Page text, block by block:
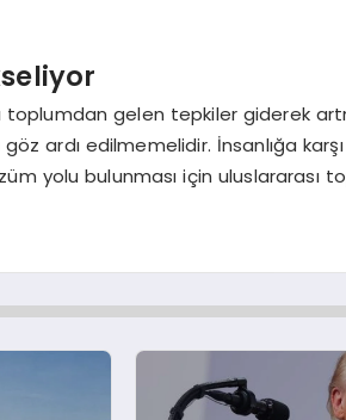
toplumdan gelen tepkiler giderek
ardı edilmemelidir. İnsanlığa
yolu bulunması için uluslararası